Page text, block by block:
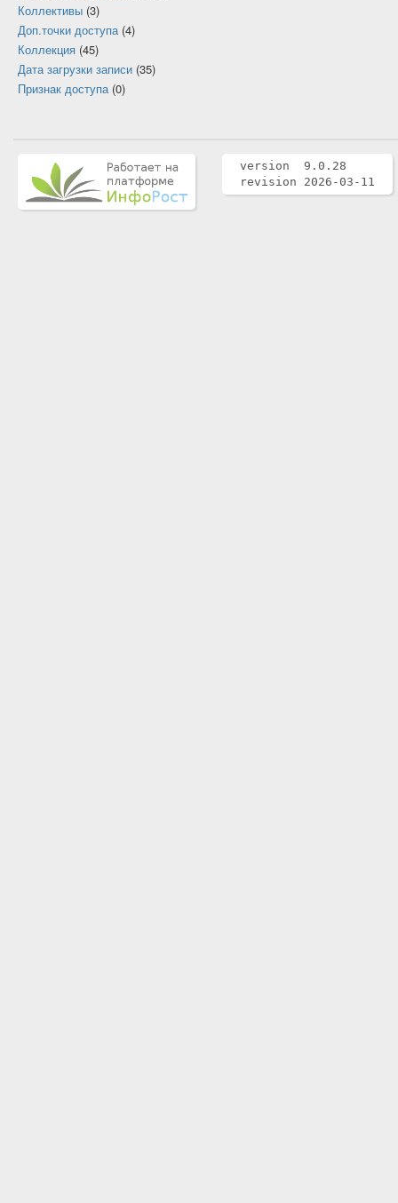
Коллективы (3)
Доп.точки доступа(4)
Коллекция (45)
Дата загрузки записи (35)
Признак доступа(0)
version 9.0.28
revision 2026-03-11